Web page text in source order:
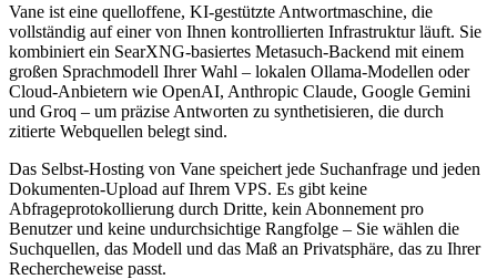
Vane ist eine quelloffene, KI-gestützte Antwortmaschine, die
vollständig auf einer von Ihnen kontrollierten Infrastruktur läuft. Sie
kombiniert ein SearXNG-basiertes Metasuch-Backend mit einem
großen Sprachmodell Ihrer Wahl – lokalen Ollama-Modellen oder
Cloud-Anbietern wie OpenAI, Anthropic Claude, Google Gemini
und Groq – um präzise Antworten zu synthetisieren, die durch
zitierte Webquellen belegt sind.
Das Selbst-Hosting von Vane speichert jede Suchanfrage und jeden
Dokumenten-Upload auf Ihrem VPS. Es gibt keine
Abfrageprotokollierung durch Dritte, kein Abonnement pro
Benutzer und keine undurchsichtige Rangfolge – Sie wählen die
Suchquellen, das Modell und das Maß an Privatsphäre, das zu Ihrer
Rechercheweise passt.